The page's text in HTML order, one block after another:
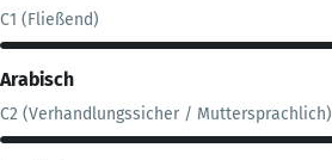
C1 (Fließend)
Arabisch
C2 (Verhandlungssicher / Muttersprachlich)